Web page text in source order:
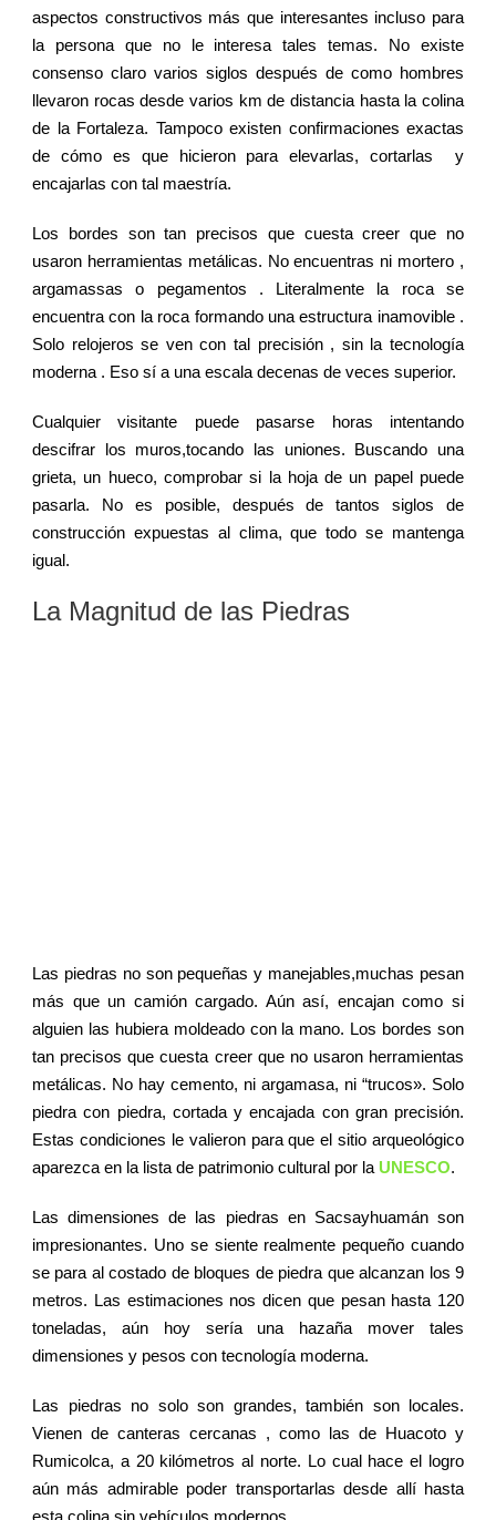
aspectos constructivos más que interesantes incluso para
la persona que no le interesa tales temas. No existe
consenso claro varios siglos después de como hombres
llevaron rocas desde varios km de distancia hasta la colina
de la Fortaleza. Tampoco existen confirmaciones exactas
de cómo es que hicieron para elevarlas, cortarlas y
encajarlas con tal maestría.
Los bordes son tan precisos que cuesta creer que no
usaron herramientas metálicas. No encuentras ni mortero ,
argamassas o pegamentos . Literalmente la roca se
encuentra con la roca formando una estructura inamovible .
Solo relojeros se ven con tal precisión , sin la tecnología
moderna . Eso sí a una escala decenas de veces superior.
Cualquier visitante puede pasarse horas intentando
descifrar los muros,tocando las uniones. Buscando una
grieta, un hueco, comprobar si la hoja de un papel puede
pasarla. No es posible, después de tantos siglos de
construcción expuestas al clima, que todo se mantenga
igual.
La Magnitud de las Piedras
Las piedras no son pequeñas y manejables,muchas pesan
más que un camión cargado. Aún así, encajan como si
alguien las hubiera moldeado con la mano. Los bordes son
tan precisos que cuesta creer que no usaron herramientas
metálicas. No hay cemento, ni argamasa, ni “trucos». Solo
piedra con piedra, cortada y encajada con gran precisión.
Estas condiciones le valieron para que el sitio arqueológico
aparezca en la lista de patrimonio cultural por la UNESCO.
Las dimensiones de las piedras en Sacsayhuamán son
impresionantes. Uno se siente realmente pequeño cuando
se para al costado de bloques de piedra que alcanzan los 9
metros. Las estimaciones nos dicen que pesan hasta 120
toneladas, aún hoy sería una hazaña mover tales
dimensiones y pesos con tecnología moderna.
Las piedras no solo son grandes, también son locales.
Vienen de canteras cercanas , como las de Huacoto y
Rumicolca, a 20 kilómetros al norte. Lo cual hace el logro
aún más admirable poder transportarlas desde allí hasta
esta colina sin vehículos modernos.